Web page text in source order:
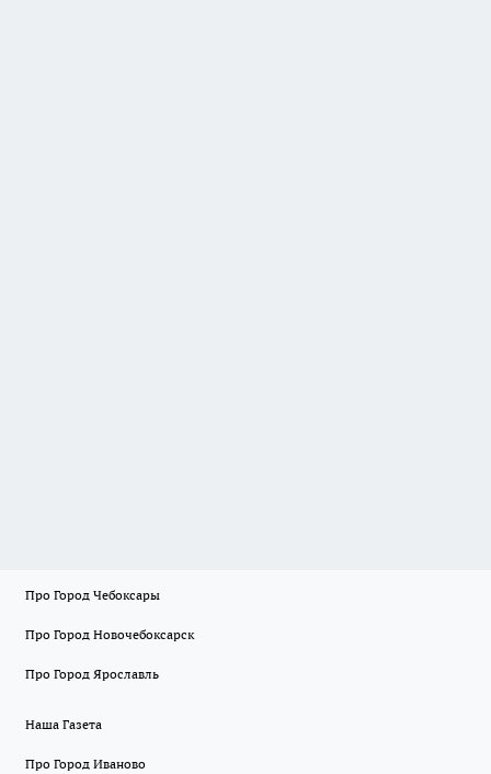
Про Город Чебоксары
Про Город Новочебоксарск
Про Город Ярославль
Наша Газета
Про Город Иваново